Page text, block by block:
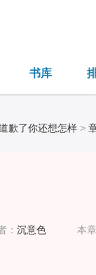
书库
歉了你还想怎样 >
： 沉意色 本